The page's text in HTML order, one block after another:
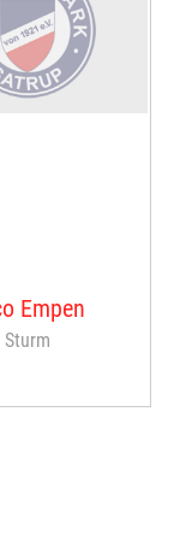
Empen
Sturm